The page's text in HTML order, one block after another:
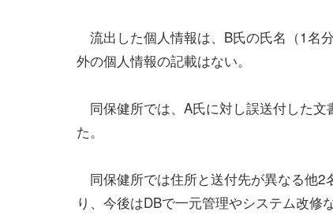
流出した個人情報は、B氏の氏名（1名
外の個人情報の記載はない。
同保健所では、A氏に対し誤送付した
た。
同保健所では住所と送付先が異なる他2
り、今後はDBで一元管理やシステム改修